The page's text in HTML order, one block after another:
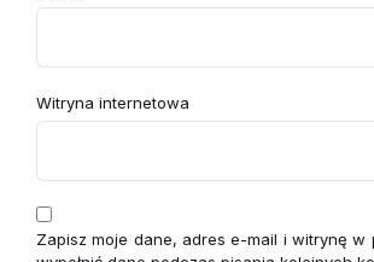
Witryna internetowa
Zapisz moje dane, adres e-mail i witrynę w